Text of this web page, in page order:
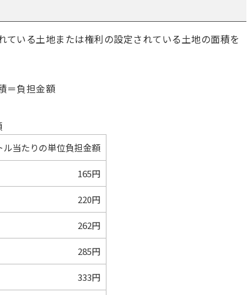
いる土地または権利の設定されている土地の面積を
＝負担金額
ル当たりの単位負担金額
165円
220円
262円
285円
333円